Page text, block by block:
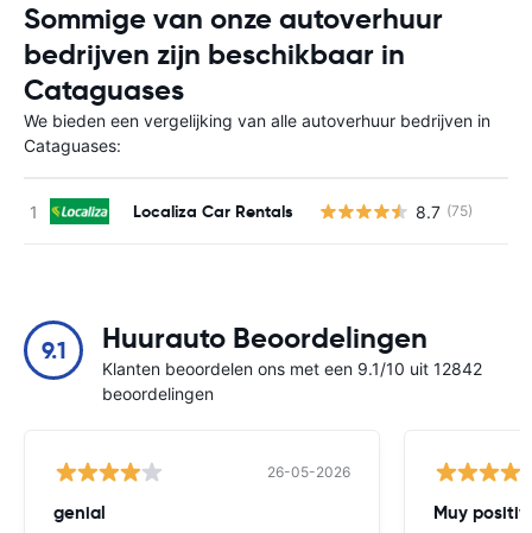
Sommige van onze autoverhuur
bedrijven zijn beschikbaar in
Cataguases
We bieden een vergelijking van alle autoverhuur bedrijven in
Cataguases:
Localiza Car Rentals 8.7 (75)
9.1 Huurauto Beoordelingen
Klanten beoordelen ons met een 9.1/10 uit 12842
beoordelingen
26-05-2026
genial Muy